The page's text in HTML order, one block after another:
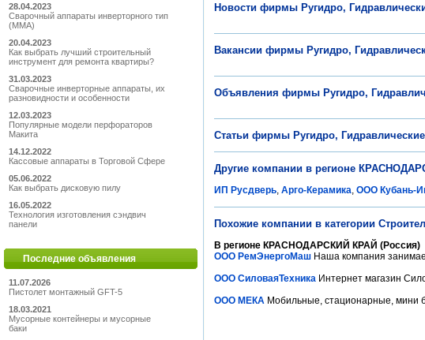
28.04.2023
Сварочный аппараты инверторного тип
(MMA)
20.04.2023
Как выбрать лучший строительный
инструмент для ремонта квартиры?
31.03.2023
Сварочные инверторные аппараты, их
разновидности и особенности
12.03.2023
Популярные модели перфораторов
Макита
14.12.2022
Кассовые аппараты в Торговой Сфере
05.06.2022
Как выбрать дисковую пилу
16.05.2022
Технология изготовления сэндвич
панели
Последние объявления
11.07.2026
Пистолет монтажный GFT-5
18.03.2021
Мусорные контейнеры и мусорные
баки
Новости фирмы Ругидро,
Вакансии фирмы Ругидро,
Объявления фирмы Ругидро,
Статьи фирмы Ругидро,
Другие компании в регионе
ИП Русдверь, Арго-Керамика, ООО Кубань-
Похожие компании в категории
В регионе КРАСНОДАРСКИЙ КРАЙ (Россия)
ООО РемЭнергоМаш Наша компания
ООО СиловаяТехника Интернет магазин
ООО МЕКА Мобильные, стационарные, мини